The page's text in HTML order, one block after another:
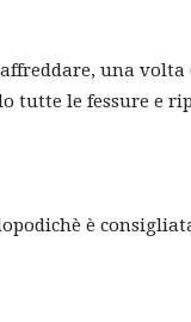
una volta
tutte le fessure e
è